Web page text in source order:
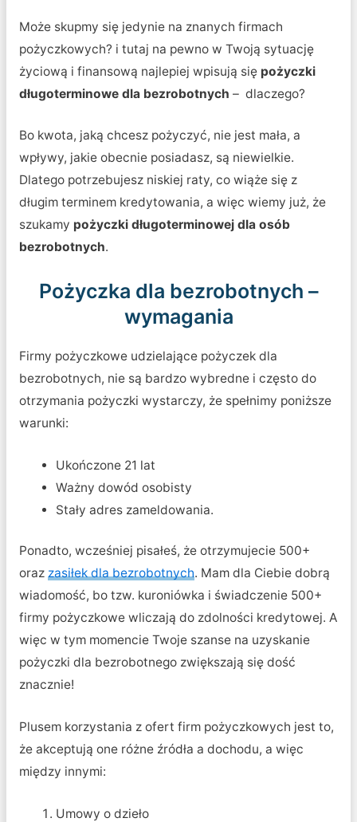
Może skupmy się jedynie na znanych firmach
pożyczkowych? i tutaj na pewno w Twoją sytuację
życiową i finansową najlepiej wpisują się pożyczki
długoterminowe dla bezrobotnych – dlaczego?
Bo kwota, jaką chcesz pożyczyć, nie jest mała, a
wpływy, jakie obecnie posiadasz, są niewielkie.
Dlatego potrzebujesz niskiej raty, co wiąże się z
długim terminem kredytowania, a więc wiemy już, że
szukamy pożyczki długoterminowej dla osób
bezrobotnych.
Pożyczka dla bezrobotnych –
wymagania
Firmy pożyczkowe udzielające pożyczek dla
bezrobotnych, nie są bardzo wybredne i często do
otrzymania pożyczki wystarczy, że spełnimy poniższe
warunki:
Ukończone 21 lat
Ważny dowód osobisty
Stały adres zameldowania.
Ponadto, wcześniej pisałeś, że otrzymujecie 500+
oraz zasiłek dla bezrobotnych. Mam dla Ciebie dobrą
wiadomość, bo tzw. kuroniówka i świadczenie 500+
firmy pożyczkowe wliczają do zdolności kredytowej. A
więc w tym momencie Twoje szanse na uzyskanie
pożyczki dla bezrobotnego zwiększają się dość
znacznie!
Plusem korzystania z ofert firm pożyczkowych jest to,
że akceptują one różne źródła a dochodu, a więc
między innymi:
Umowy o dzieło